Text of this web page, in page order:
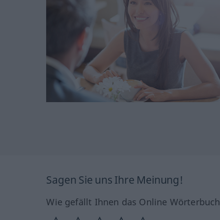
Sagen Sie uns Ihre Meinung!
Wie gefällt Ihnen das Online